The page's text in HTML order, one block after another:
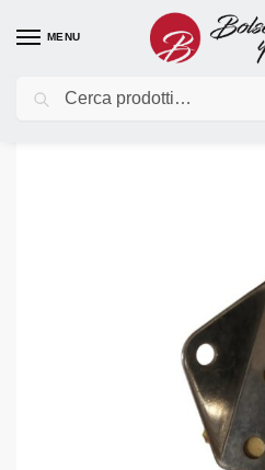
MENU
Home / Occasioni e usato